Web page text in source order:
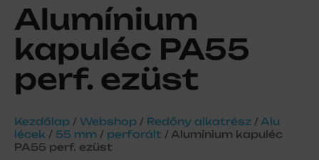
Alumínium
kapuléc PA55
perf. ezüst
Kezdőlap / Webshop / Redőny alkatrész / Alu
lécek / 55 mm / perforált / Alumínium kapuléc
PA55 perf. ezüst